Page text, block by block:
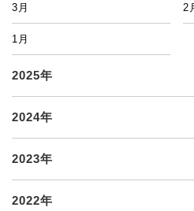
3月 2
1月
2025年
2024年
2023年
2022年